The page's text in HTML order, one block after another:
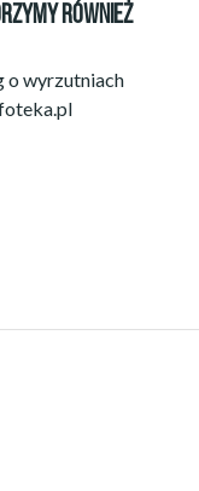
RÓWNIEŻ
o wyrzutniach